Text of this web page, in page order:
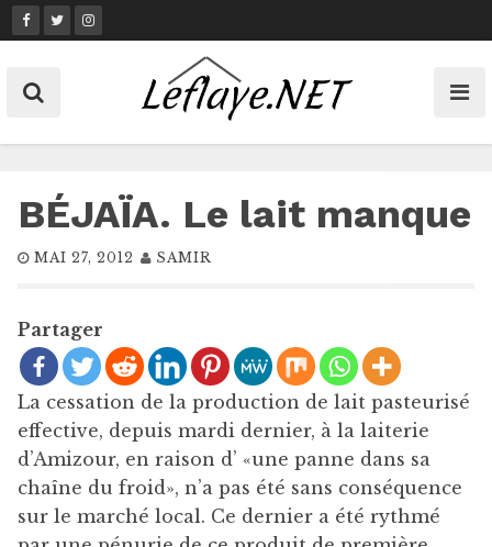
Skip
to
BÉJAÏA. Le lait manque
MAI 27, 2012 SAMIR
Partager
La cessation de la production de lait pasteurisé
effective, depuis mardi dernier, à la laiterie
d’Amizour, en raison d’ «une panne dans sa
chaîne du froid», n’a pas été sans conséquence
sur le marché local. Ce dernier a été rythmé